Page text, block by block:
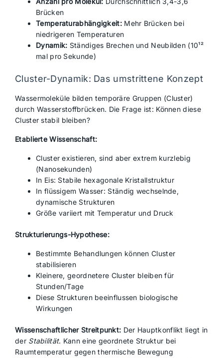
Brücken
Temperaturabhängigkeit:Mehr Brücken bei
niedrigeren Temperaturen
Dynamik: Ständiges Brechen und Neubilden (10¹²
mal pro Sekunde)
Cluster-Dynamik: Das umstrittene Konzept
Wassermoleküle bilden temporäre Gruppen (Cluster)
durch Wasserstoffbrücken. Die Frage ist: Können diese
Cluster stabil bleiben?
Etablierte Wissenschaft:
Cluster existieren, sind aber extrem kurzlebig
(Nanosekunden)
In Eis: Stabile hexagonale Kristallstruktur
In flüssigem Wasser: Ständig wechselnde,
dynamische Strukturen
Größe variiert mit Temperatur und Druck
Strukturierungs-Hypothese:
Bestimmte Behandlungen können Cluster
stabilisieren
Kleinere, geordnetere Cluster bleiben für
Stunden/Tage
Diese Strukturen beeinflussen biologische
Wirkungen
Wissenschaftlicher Streitpunkt: Der Hauptkonflikt liegt in
der Stabilität. Kann eine geordnete Struktur bei
Raumtemperatur gegen thermische Bewegung